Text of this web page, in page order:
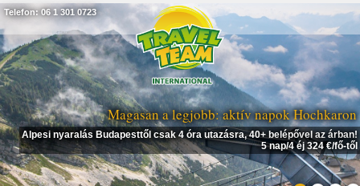
Magasan a legjobb: aktív napok Hochkaron
Alpesi nyaralás Budapesttől csak 4 óra utazásra, 40+ belépővel az árban!
5 nap/4 éj 324 €/fő-től
Telefon: 06 1 301 0723